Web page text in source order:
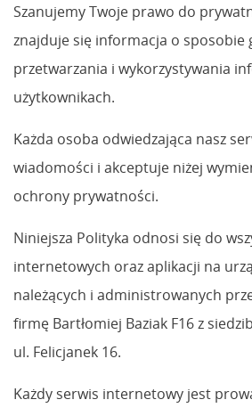
Szanujemy Twoje prawo do
znajduje się informacja o sposobie
przetwarzania i wykorzystywania
użytkownikach.
Każda osoba odwiedzająca nasz
wiadomości i akceptuje niżej
ochrony prywatności.
Niniejsza Polityka odnosi się do
internetowych oraz aplikacji na
należących i administrowanych
firmę Bartłomiej Baziak F16 z
ul. Felicjanek 16.
Każdy serwis internetowy jest